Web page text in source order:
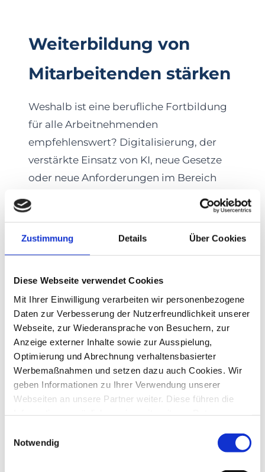
Zustimmung Details Über Cookies
Diese Webseite verwendet Cookies
Mit Ihrer Einwilligung verarbeiten wir personenbezogene
Daten zur Verbesserung der Nutzerfreundlichkeit unserer
Webseite, zur Wiederansprache von Besuchern, zur
Anzeige externer Inhalte sowie zur Ausspielung,
Optimierung und Abrechnung verhaltensbasierter
Werbemaßnahmen und setzen dazu auch Cookies. Wir
geben Informationen zu Ihrer Verwendung unserer
Webseiten an unsere Partner weiter. Diese führen die
von den Partnern im Rahmen der Nutzung anderer
Dienste gesammelt wurden. Ebenso können unsere
Partner diese Daten zu eigenen Zwecken, insbesondere
Notwendig
Weiterbildung von
Mitarbeitenden stärken
Weshalb ist eine berufliche Fortbildung
für alle Arbeitnehmenden
empfehlenswert? Digitalisierung, der
verstärkte Einsatz von KI, neue Gesetze
oder neue Anforderungen im Bereich
fortlaufend in Bewegung, in vielen
Bereichen findet eine Transformation
unverzichtbar. Unternehmen und
Mitarbeitende sind so in der Lage, den
Wandel und seine Herausforderungen zu
meistern.
Flexible Lernangebote
Um Unternehmen bei der Weiterbildung
deshalb auch die EduTecs GmbH ihr